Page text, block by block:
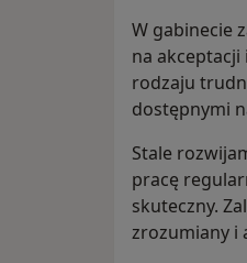
W gabinecie
na
rodzaju
dostępnymi
Stale
pracę
skuteczny.
zrozumiany i